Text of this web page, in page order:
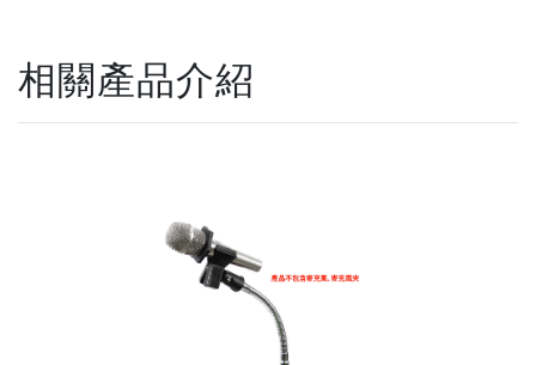
相關產品介紹